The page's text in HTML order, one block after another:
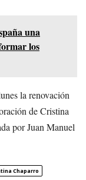
una
los
la renovación
de Cristina
por Juan Manuel
Chaparro